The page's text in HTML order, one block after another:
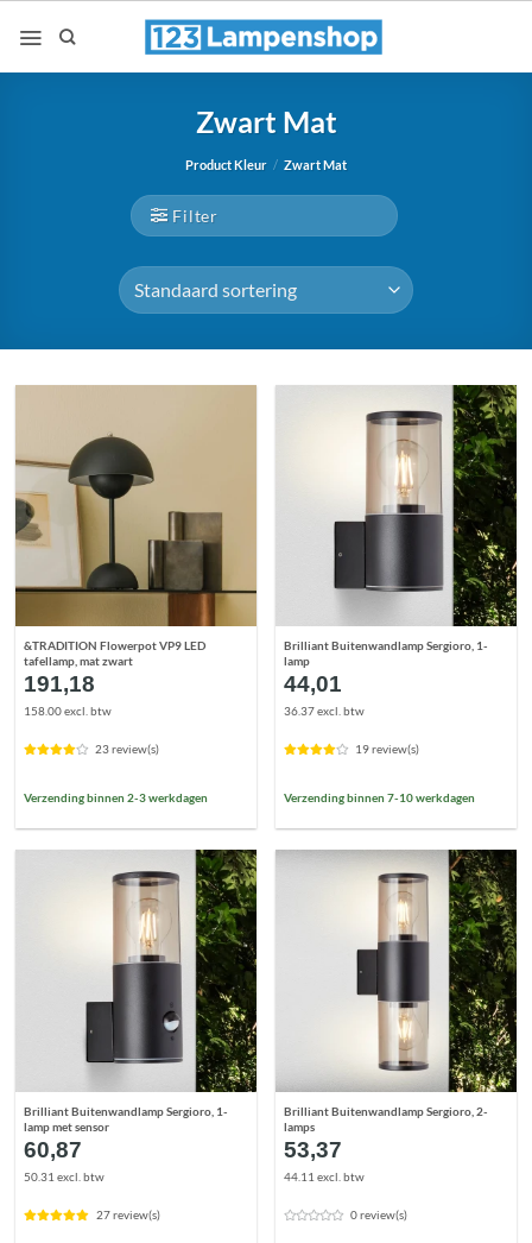
naar
Zwart Mat
Product Kleur / Zwart Mat
Filter
&TRADITION Flowerpot VP9 LED
tafellamp, mat zwart
191,18
158.00 excl. btw
23 review(s)
Verzending binnen 2-3 werkdagen
Brilliant Buitenwandlamp Sergioro, 1-
lamp
44,01
36.37 excl. btw
19 review(s)
Verzending binnen 7-10 werkdagen
Brilliant Buitenwandlamp Sergioro, 1-
lamp met sensor
60,87
50.31 excl. btw
27 review(s)
Brilliant Buitenwandlamp Sergioro, 2-
lamps
53,37
44.11 excl. btw
0 review(s)